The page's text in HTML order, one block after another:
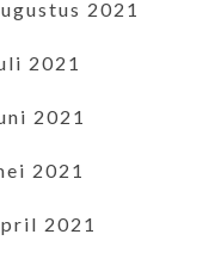
2021
2021
2021
2021
2021